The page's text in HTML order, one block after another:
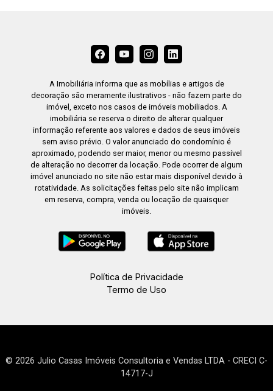
A Imobiliária informa que as mobílias e artigos de
decoração são meramente ilustrativos - não fazem parte do
imóvel, exceto nos casos de imóveis mobiliados. A
imobiliária se reserva o direito de alterar qualquer
informação referente aos valores e dados de seus imóveis
sem aviso prévio. O valor anunciado do condomínio é
aproximado, podendo ser maior, menor ou mesmo passível
de alteração no decorrer da locação. Pode ocorrer de algum
imóvel anunciado no site não estar mais disponível devido à
rotatividade. As solicitações feitas pelo site não implicam
em reserva, compra, venda ou locação de quaisquer
imóveis.
Política de Privacidade
Termo de Uso
© 2026 Julio Casas Imóveis Consultoria e Vendas LTDA - CRECI C-
14717-J